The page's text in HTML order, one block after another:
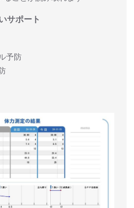
サポート
予防